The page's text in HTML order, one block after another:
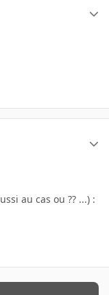
au cas ou ?? ...) :